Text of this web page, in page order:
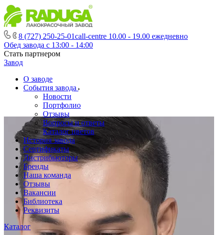
8 (727) 250-25-01call-centre 10.00 - 19.00 ежедневно
Обед завода с 13:00 - 14:00
Стать партнером
Завод
О заводе
События завода
Новости
Портфолио
Отзывы
Вопросы и ответы
Каталог цветов
История завода
Сертификаты
Дистрибьюторы
Бренды
Наша команда
Отзывы
Вакансии
Библиотека
Реквизиты
Каталог